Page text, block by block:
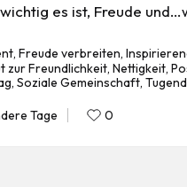
es ist, Freude
,Freude verbreiten,
zur Freundlichkeit,Nettigkeit,
,Soziale Gemeinschaft,
Tage 0